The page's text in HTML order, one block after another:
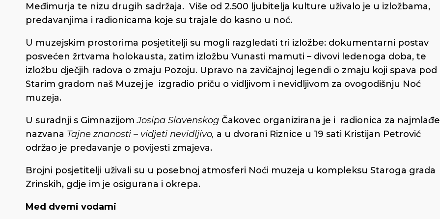
Međimurja te nizu drugih sadržaja. Više od 2.500 ljubitelja kulture uživalo je u izložbama,
predavanjima i radionicama koje su trajale do kasno u noć.
U muzejskim prostorima posjetitelji su mogli razgledati tri izložbe: dokumentarni postav
posvećen žrtvama holokausta, zatim izložbu Vunasti mamuti – divovi ledenoga doba, te
izložbu dječjih radova o zmaju Pozoju. Upravo na zavičajnoj legendi o zmaju koji spava pod
Starim gradom naš Muzej je izgradio priču o vidljivom i nevidljivom za ovogodišnju Noć
muzeja.
U suradnji s GimnazijomJosipa Slavenskog Čakovec organizirana je i radionica za najmlađe
nazvana Tajne znanosti – vidjeti nevidljivo, a u dvorani Riznice u 19 sati Kristijan Petrović
održao je predavanje o povijesti zmajeva.
Brojni posjetitelji uživali su u posebnoj atmosferi Noći muzeja u kompleksu Staroga grada
Zrinskih, gdje im je osigurana i okrepa.
Med dvemi vodami